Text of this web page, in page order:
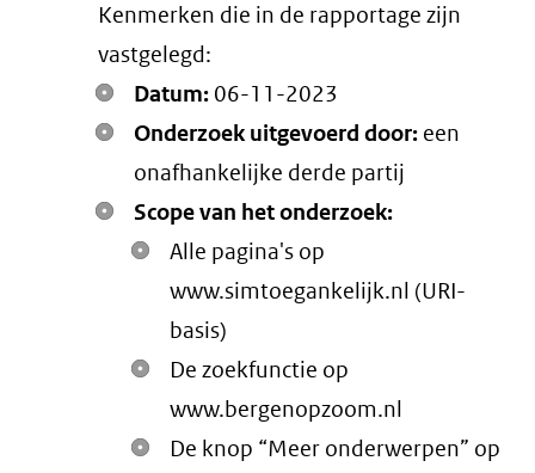
Kenmerken die in de rapportage zijn
vastgelegd:
Datum: 06-11-2023
Onderzoek uitgevoerd door: een
onafhankelijke derde partij
Scope van het onderzoek:
Alle pagina's op
www.simtoegankelijk.nl (URI-
basis)
De zoekfunctie op
www.bergenopzoom.nl
De knop “Meer onderwerpen” op